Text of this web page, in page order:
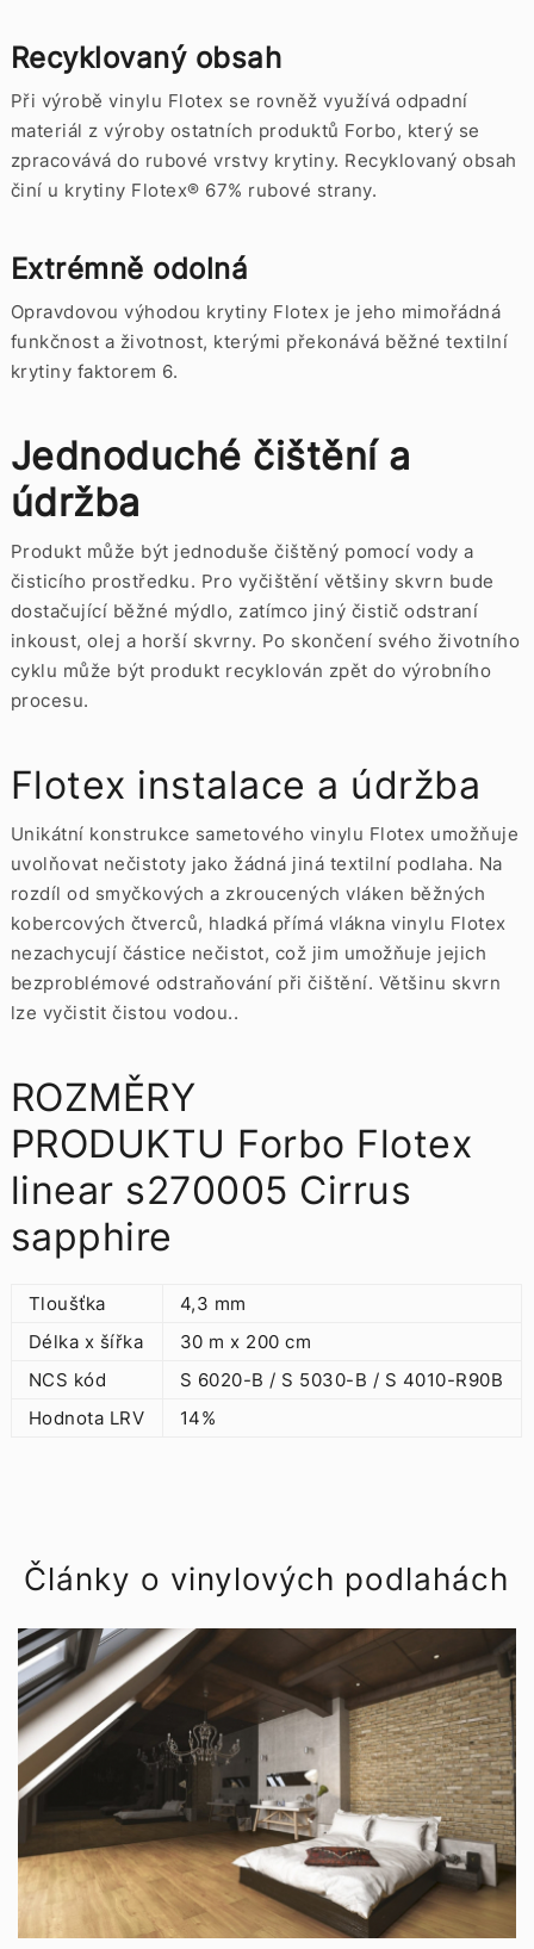
Recyklovaný obsah
Při výrobě vinylu Flotex se rovněž využívá odpadní
materiál z výroby ostatních produktů Forbo, který se
zpracovává do rubové vrstvy krytiny. Recyklovaný obsah
činí u krytiny Flotex® 67% rubové strany.
Extrémně odolná
Opravdovou výhodou krytiny Flotex je jeho mimořádná
funkčnost a životnost, kterými překonává běžné textilní
krytiny faktorem 6.
Jednoduché čištění a
údržba
Produkt může být jednoduše čištěný pomocí vody a
čisticího prostředku. Pro vyčištění většiny skvrn bude
dostačující běžné mýdlo, zatímco jiný čistič odstraní
inkoust, olej a horší skvrny. Po skončení svého životního
cyklu může být produkt recyklován zpět do výrobního
procesu.
Flotex instalace a údržba
Unikátní konstrukce sametového vinylu Flotex umožňuje
uvolňovat nečistoty jako žádná jiná textilní podlaha. Na
rozdíl od smyčkových a zkroucených vláken běžných
kobercových čtverců, hladká přímá vlákna vinylu Flotex
nezachycují částice nečistot, což jim umožňuje jejich
bezproblémové odstraňování při čištění. Většinu skvrn
lze vyčistit čistou vodou..
ROZMĚRY
PRODUKTU Forbo Flotex
linear s270005 Cirrus
sapphire
Tloušťka
4,3 mm
Délka x šířka
30 m x 200 cm
NCS kód
S 6020-B / S 5030-B / S 4010-R90B
Hodnota LRV
14%
Články o vinylových podlahách